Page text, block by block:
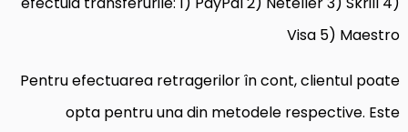
Visa 5) Maestro
Pentru efectuarea retragerilor în cont, clientul poate
opta pentru una din metodele respective. Este